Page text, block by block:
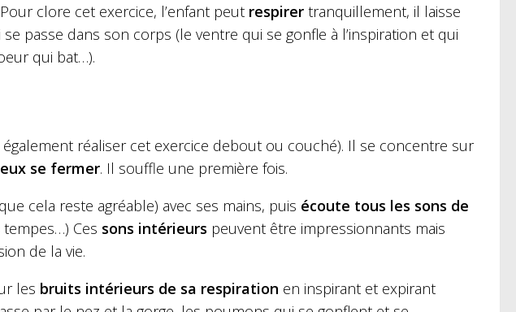
Pour clore cet exercice, l’enfant peut respirer tranquillement, il laisse
passe dans son corps (le ventre qui se gonfle à l’inspiration et qui
qui bat…).
également réaliser cet exercice debout ou couché). Il se concentre sur
se fermer. Il souffle une première fois.
cela reste agréable) avec ses mains, puis écoute tous les sons de
Ces sons intérieurs peuvent être impressionnants mais
de la vie.
les bruits intérieurs de sa respiration en inspirant et expirant